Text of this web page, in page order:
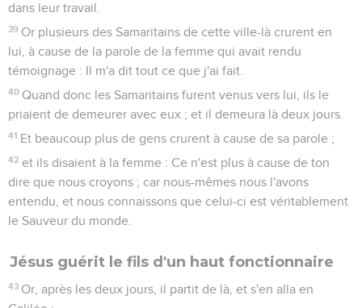
dans leur travail.
39 Or plusieurs des Samaritains de cette ville-là crurent en
lui, à cause de la parole de la femme qui avait rendu
témoignage : Il m'a dit tout ce que j'ai fait.
40 Quand donc les Samaritains furent venus vers lui, ils le
priaient de demeurer avec eux ; et il demeura là deux jours.
41 Et beaucoup plus de gens crurent à cause de sa parole ;
42 et ils disaient à la femme : Ce n'est plus à cause de ton
dire que nous croyons ; car nous-mêmes nous l'avons
entendu, et nous connaissons que celui-ci est véritablement
le Sauveur du monde.
Jésus guérit le fils d'un haut fonctionnaire
43 Or, après les deux jours, il partit de là, et s'en alla en